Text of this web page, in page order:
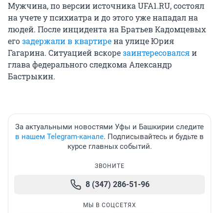
Мужчина, по версии источника UFA1.RU, состоял
на учете у психиатра и до этого уже нападал на
людей. После инцидента на Братьев Кадомцевых
егозадержали в квартирена улице Юрия
Гагарина. Ситуацией вскорезаинтересовалсяи
глава федерального следкома Александр
Бастрыкин.
За актуальными новостями Уфы и Башкирии следите
в нашем Telegram-канале. Подписывайтесь и будьте в
курсе главных событий.
ЗВОНИТЕ
8 (347) 286-51-96
МЫ В СОЦСЕТЯХ